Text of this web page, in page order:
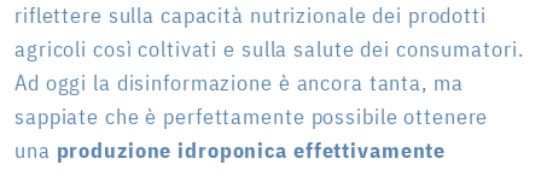
riflettere sulla capacità nutrizionale dei prodotti
agricoli così coltivati e sulla salute dei consumatori.
Ad oggi la disinformazione è ancora tanta, ma
sappiate che è perfettamente possibile ottenere
una produzione idroponica effettivamente